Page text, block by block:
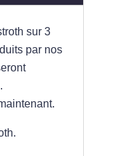
sur 3
par nos